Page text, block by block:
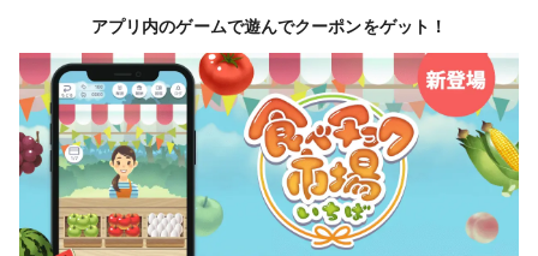
アプリ内のゲームで遊んでクーポンをゲット！